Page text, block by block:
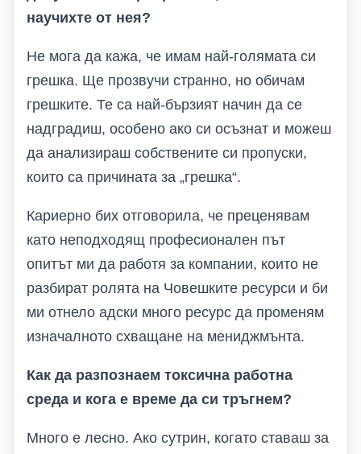
научихте от нея?
Не мога да кажа, че имам най-голямата си
грешка. Ще прозвучи странно, но обичам
грешките. Те са най-бързият начин да се
надградиш, особено ако си осъзнат и можеш
да анализираш собствените си пропуски,
които са причината за „грешка“.
Кариерно бих отговорила, че преценявам
като неподходящ професионален път
опитът ми да работя за компании, които не
разбират ролята на Човешките ресурси и би
ми отнело адски много ресурс да променям
изначалното схващане на мениджмънта.
Как да разпознаем токсична работна
среда и кога е време да си тръгнем?
Много е лесно. Ако сутрин, когато ставаш за